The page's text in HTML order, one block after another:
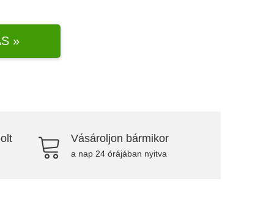
»
Vásároljon bármikor
a nap 24 órájában nyitva